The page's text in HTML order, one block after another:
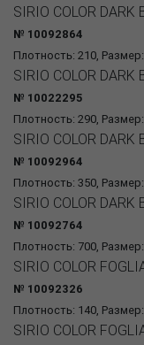
Плотность: 210,
SIRIO COLOR DARK
№ 10092864
Плотность: 290,
SIRIO COLOR DARK
№ 10022295
Плотность: 350,
SIRIO COLOR DARK
№ 10092964
Плотность: 700,
SIRIO COLOR DARK
№ 10092764
Плотность: 140,
SIRIO COLOR
№ 10092326
SIRIO COLOR